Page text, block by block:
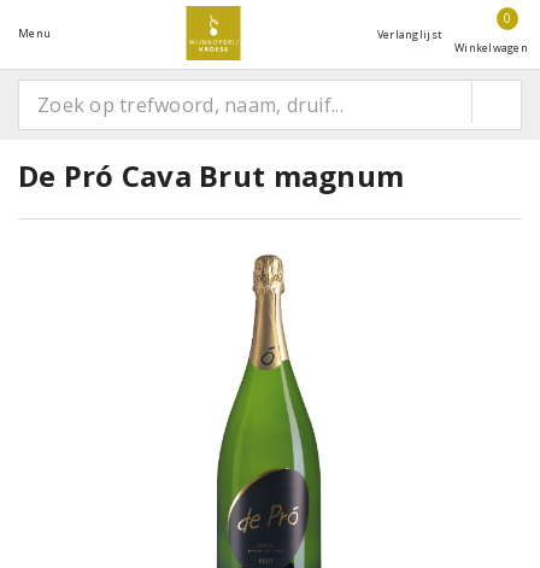
Menu Verlanglijst
0
Winkelwagen
De Pró Cava Brut magnum